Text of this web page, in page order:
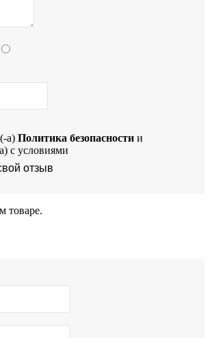
а) Политика безопасности и
с условиями
отзыв
товаре.